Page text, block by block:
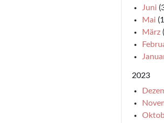
Juni
Mai
März
2023